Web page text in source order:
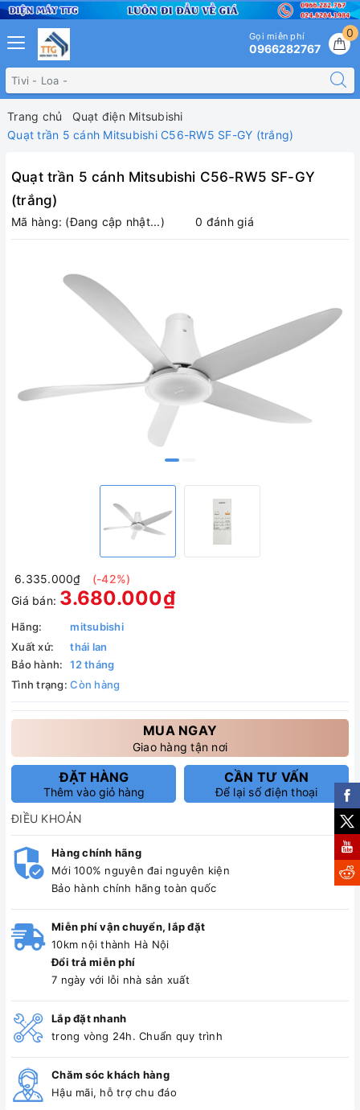
0
Gọi miễn phí
0966282767
Trang chủ
Quạt điện Mitsubishi
Quạt trần 5 cánh Mitsubishi C56-RW5 SF-GY (trắng)
Quạt trần 5 cánh Mitsubishi C56-RW5 SF-GY
(trắng)
Mã hàng: (Đang cập nhật...) 0 đánh giá
6.335.000₫
(-42%)
Giá bán: 3.680.000₫
Hãng:
mitsubishi
Xuất xứ:
thái lan
Bảo hành:
12 tháng
Tình trạng: Còn hàng
MUA NGAY
Giao hàng tận nơi
ĐẶT HÀNG
Thêm vào giỏ hàng
CẦN TƯ VẤN
Để lại số điện thoại
ĐIỀU KHOẢN
Hàng chính hãng
Mới 100% nguyên đai nguyên kiện
Bảo hành chính hãng toàn quốc
Miễn phí vận chuyển, lắp đặt
10km nội thành Hà Nội
Đổi trả miễn phí
7 ngày với lỗi nhà sản xuất
Lắp đặt nhanh
trong vòng 24h. Chuẩn quy trình
Chăm sóc khách hàng
Hậu mãi, hỗ trợ chu đáo